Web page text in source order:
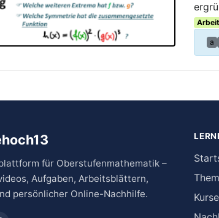
a
für Oberstufenmathematik –
Aufgaben, Arbeitsblättern,
persönlicher Online-Nachhilfe.
Kurse